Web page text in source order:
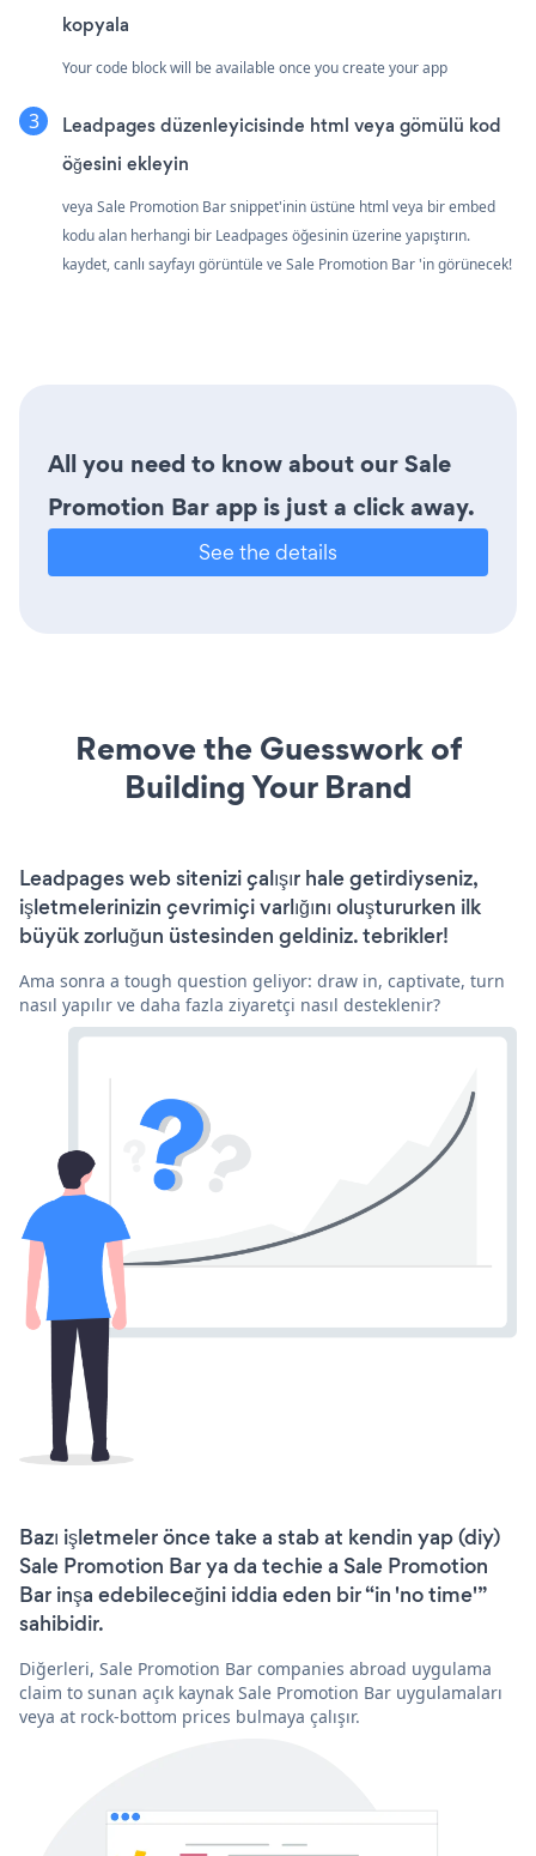
kopyala
Your code block will be available once you create your app
Leadpages düzenleyicisinde html veya gömülü kod
öğesini ekleyin
veya Sale Promotion Bar snippet'inin üstüne html veya bir embed
kodu alan herhangi bir Leadpages öğesinin üzerine yapıştırın.
kaydet, canlı sayfayı görüntüle ve Sale Promotion Bar 'in görünecek!
All you need to know about our Sale
Promotion Bar app is just a click away.
See the details
Remove the Guesswork of
Building Your Brand
Leadpages web sitenizi çalışır hale getirdiyseniz,
işletmelerinizin çevrimiçi varlığını oluştururken ilk
büyük zorluğun üstesinden geldiniz. tebrikler!
Ama sonra a tough question geliyor: draw in, captivate, turn
nasıl yapılır ve daha fazla ziyaretçi nasıl desteklenir?
Bazı işletmeler önce take a stab at kendin yap (diy)
Sale Promotion Bar ya da techie a Sale Promotion
Bar inşa edebileceğini iddia eden bir “in 'no time'”
sahibidir.
Diğerleri, Sale Promotion Bar companies abroad uygulama
claim to sunan açık kaynak Sale Promotion Bar uygulamaları
veya at rock-bottom prices bulmaya çalışır.